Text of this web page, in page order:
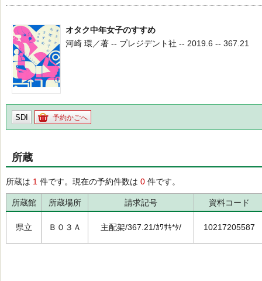
オタク中年女子のすすめ
河崎 環／著 -- プレジデント社 -- 2019.6 -- 367.21
SDI 予約かごへ
所蔵
所蔵は 1 件です。現在の予約件数は 0 件です。
所蔵館 所蔵場所 請求記号 資料コード
県立 Ｂ０３Ａ 主配架/367.21/ｶﾜｻｷ*ﾀ/ 10217205587